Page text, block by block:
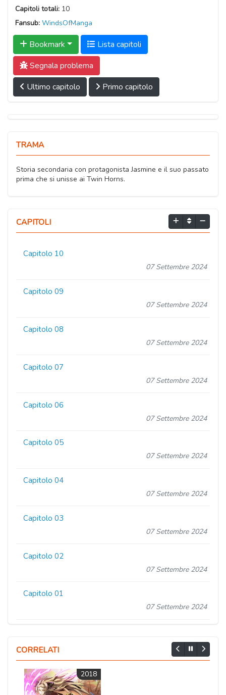
Capitoli totali: 10
Fansub: WindsOfManga
Bookmark
Lista capitoli
Segnala problema
Ultimo capitolo
Primo capitolo
TRAMA
Storia secondaria con protagonista Jasmine e il suo passato
prima che si unisse ai Twin Horns.
CAPITOLI
Capitolo 10
07 Settembre 2024
Capitolo 09
07 Settembre 2024
Capitolo 08
07 Settembre 2024
Capitolo 07
07 Settembre 2024
Capitolo 06
07 Settembre 2024
Capitolo 05
07 Settembre 2024
Capitolo 04
07 Settembre 2024
Capitolo 03
07 Settembre 2024
Capitolo 02
07 Settembre 2024
Capitolo 01
07 Settembre 2024
CORRELATI
2018